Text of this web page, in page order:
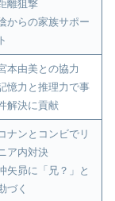
離狙撃
からの家族サポー
ト
本由美との協力
憶力と推理力で事
解決に貢献
ナンとコンビでリ
ア内対決
矢昴に「兄？」と
づく